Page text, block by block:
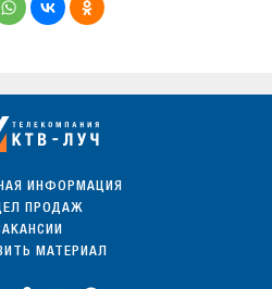
ИНФОРМАЦИЯ
ПРОДАЖ
МАТЕРИАЛ